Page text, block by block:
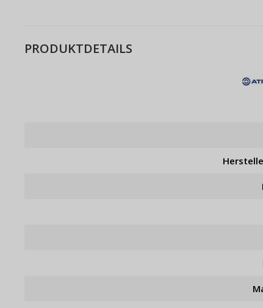
PRODUKTDETAILS